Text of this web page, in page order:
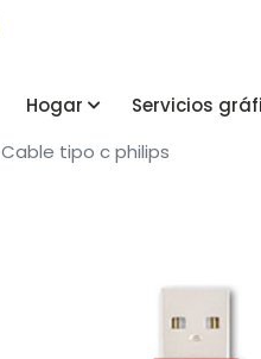
Hogar
Servicios
Cable tipo c philips